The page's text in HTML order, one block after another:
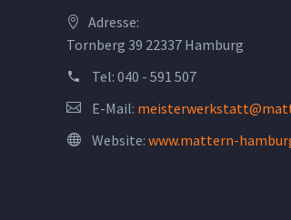
Adresse:
Tornberg 39 22337 Hamburg
Tel: 040 - 591 507
E-Mail:
Website: www.mattern-